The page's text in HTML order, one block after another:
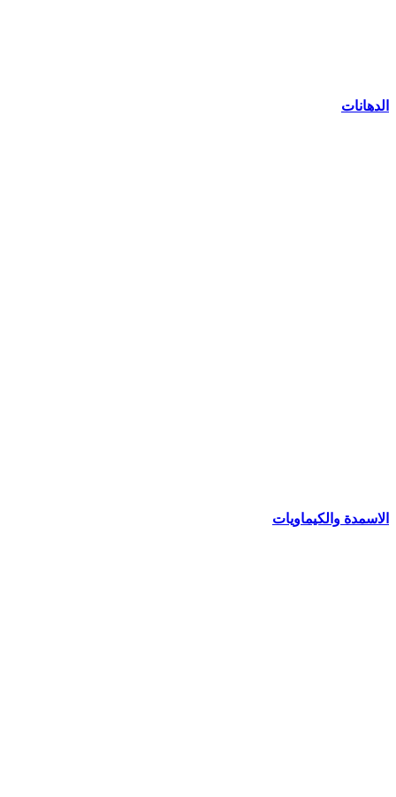
الدهانات
الاسمدة والكيماويات